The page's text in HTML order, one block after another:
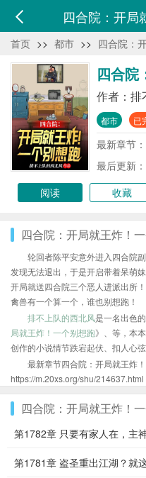
四合院：开局
首页 >> 都市 >> 四合院：
四合院
作者： 排
都市 已
最新章节：
都无所谓
最后更新
阅读
收藏
四合院：开局就王炸！
轮回者陈平安意外进入四合院副
发现无法退出，于是开启带着呆萌
开局就送四合院三个恶人进派出所！
禽兽有一个算一个，谁也别想跑！
排不上队的西北风是一名出色
局就王炸！一个别想跑》、等，本
创作的小说情节跌宕起伏、扣人心弦
最新章节四合院：开局就王炸
https://m.20xs.org/shu/214637.html
四合院：开局就王炸！
第1782章 只要有家人在，主
第1781章 盗圣重出江湖？就